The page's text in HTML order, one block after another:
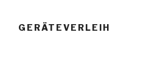
GERÄTEVERLEIH